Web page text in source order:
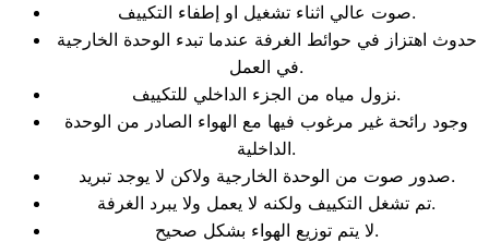
صوت عالي اثناء تشغيل او إطفاء التكييف.
حدوث اهتزاز في حوائط الغرفة عندما تبدء الوحدة الخارجية
في العمل.
نزول مياه من الجزء الداخلي للتكييف.
وجود رائحة غير مرغوب فيها مع الهواء الصادر من الوحدة
الداخلية.
صدور صوت من الوحدة الخارجية ولاكن لا يوجد تبريد.
تم تشغل التكييف ولكنه لا يعمل ولا يبرد الغرفة.
لا يتم توزيع الهواء بشكل صحيح.